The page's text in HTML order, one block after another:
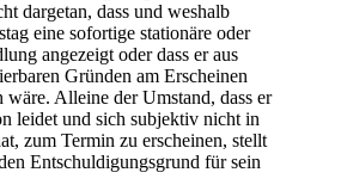
dargetan, dass und weshalb
eine sofortige stationäre oder
angezeigt oder dass er aus
Gründen am Erscheinen
wäre. Alleine der Umstand, dass er
leidet und sich subjektiv nicht in
zum Termin zu erscheinen, stellt
Entschuldigungsgrund für sein